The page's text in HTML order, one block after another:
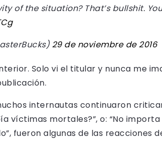
of the situation? That’s bullshit.
29 de noviembre de 2016
Solo vi el titular y nunca me
internautas continuaron
víctimas mortales?”, o: “No
fueron algunas de las reacciones